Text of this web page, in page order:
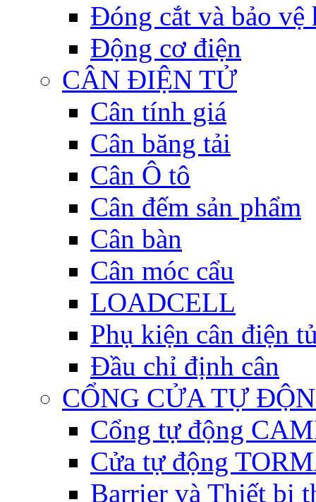
Đóng cắt và bảo vệ
Động cơ điện
CÂN ĐIỆN TỬ
Cân tính giá
Cân băng tải
Cân Ô tô
Cân đếm sản phẩm
Cân bàn
Cân móc cẩu
LOADCELL
Phụ kiện cân điện
Đầu chỉ định cân
CỔNG CỬA TỰ
Cổng tự động
Cửa tự động
Barrier và Thiết bị